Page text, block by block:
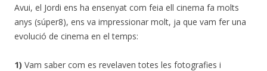
Avui, el Jordi ens ha ensenyat com feia ell cinema fa molts
anys (súper8), ens va impressionar molt, ja que vam fer una
evolució de cinema en el temps:
1) Vam saber com es revelaven totes les fotografies i